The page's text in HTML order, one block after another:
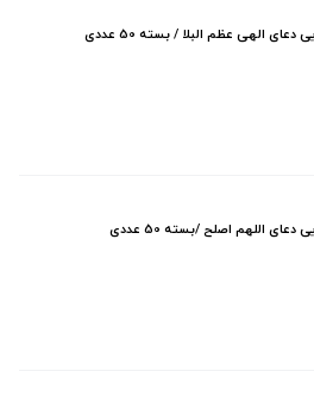
الهی عظم البلا / بسته 50 عددی
اللهم اصلح /بسته 50 عددی